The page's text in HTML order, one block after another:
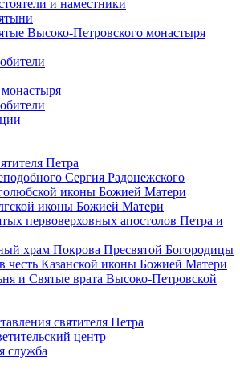
и наместники
Высоко-Петровского монастыря
Петра
Сергия Радонежского
иконы Божией Матери
иконы Божией Матери
первоверховных апостолов Петра и
храм Покрова Пресвятой Богородицы
честь Казанской иконы Божией Матери
и Святые врата Высоко-Петровской
святителя Петра
центр
служба